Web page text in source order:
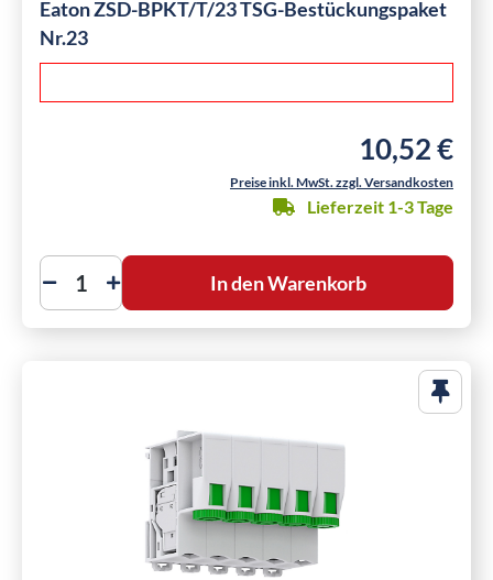
Eaton ZSD-BPKT/T/23 TSG-Bestückungspaket
Nr.23
Regulärer
10,52 €
Preise inkl. MwSt. zzgl. Versandkosten
Lieferzeit 1-3 Tage
In den Warenkorb